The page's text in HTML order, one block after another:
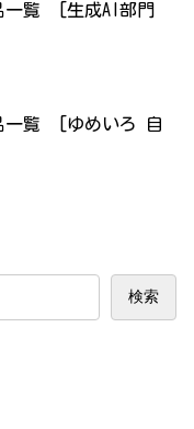
一覧 [生成AI部門
一覧 [ゆめいろ 自
検索